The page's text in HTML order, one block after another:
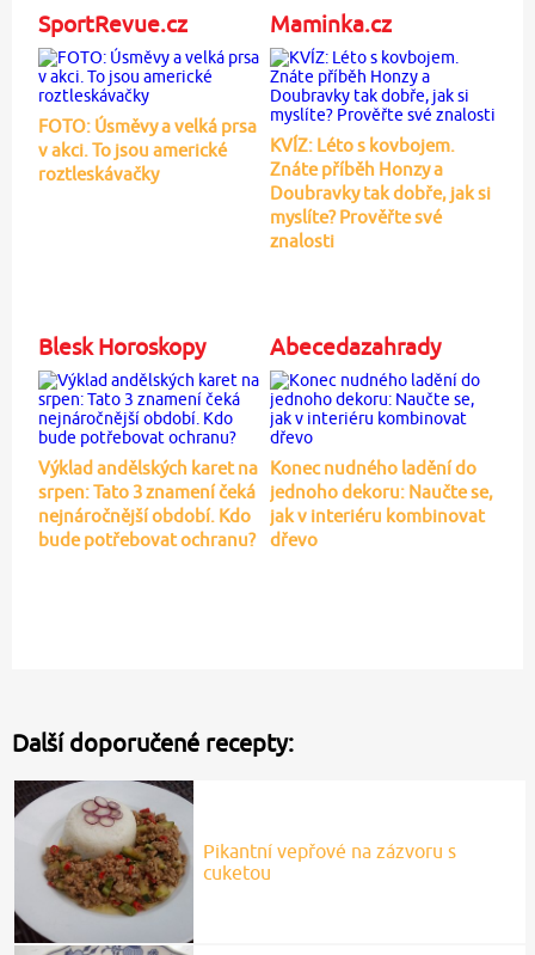
SportRevue.cz
FOTO: Úsměvy a velká prsa
v akci. To jsou americké
roztleskávačky
Maminka.cz
KVÍZ: Léto s kovbojem.
Znáte příběh Honzy a
Doubravky tak dobře, jak si
myslíte? Prověřte své
znalosti
Blesk Horoskopy
Výklad andělských karet na
srpen: Tato 3 znamení čeká
nejnáročnější období. Kdo
bude potřebovat ochranu?
Abecedazahrady
Konec nudného ladění do
jednoho dekoru: Naučte se,
jak v interiéru kombinovat
dřevo
Další doporučené recepty:
Pikantní vepřové na zázvoru s
cuketou